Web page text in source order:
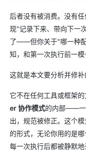
后者没有被消费。没有
现"记录下来、带向下一
了——但你关于"哪一种
知，和第一次执行前一模
这就是本文要分析并修补
它不在任何工具或框架
er 协作模式的内部——一
出，规范被修正。这个
的形式，无论你用的是
每一次执行后都被静默地